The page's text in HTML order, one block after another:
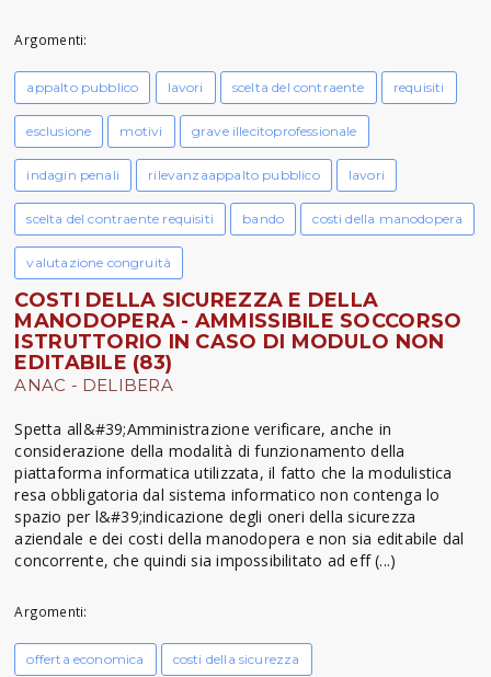
Argomenti:
appalto pubblico lavori scelta del contraente requisiti
esclusione motivi grave illecitoprofessionale
indagin penali rilevanzaappalto pubblico lavori
scelta del contraente requisiti bando costi della manodopera
valutazione congruità
COSTI DELLA SICUREZZA E DELLA
MANODOPERA - AMMISSIBILE SOCCORSO
ISTRUTTORIO IN CASO DI MODULO NON
EDITABILE (83)
ANAC - DELIBERA
Spetta all&#39;Amministrazione verificare, anche in
considerazione della modalità di funzionamento della
piattaforma informatica utilizzata, il fatto che la modulistica
resa obbligatoria dal sistema informatico non contenga lo
spazio per l&#39;indicazione degli oneri della sicurezza
aziendale e dei costi della manodopera e non sia editabile dal
concorrente, che quindi sia impossibilitato ad eff (...)
Argomenti:
offerta economica costi della sicurezza